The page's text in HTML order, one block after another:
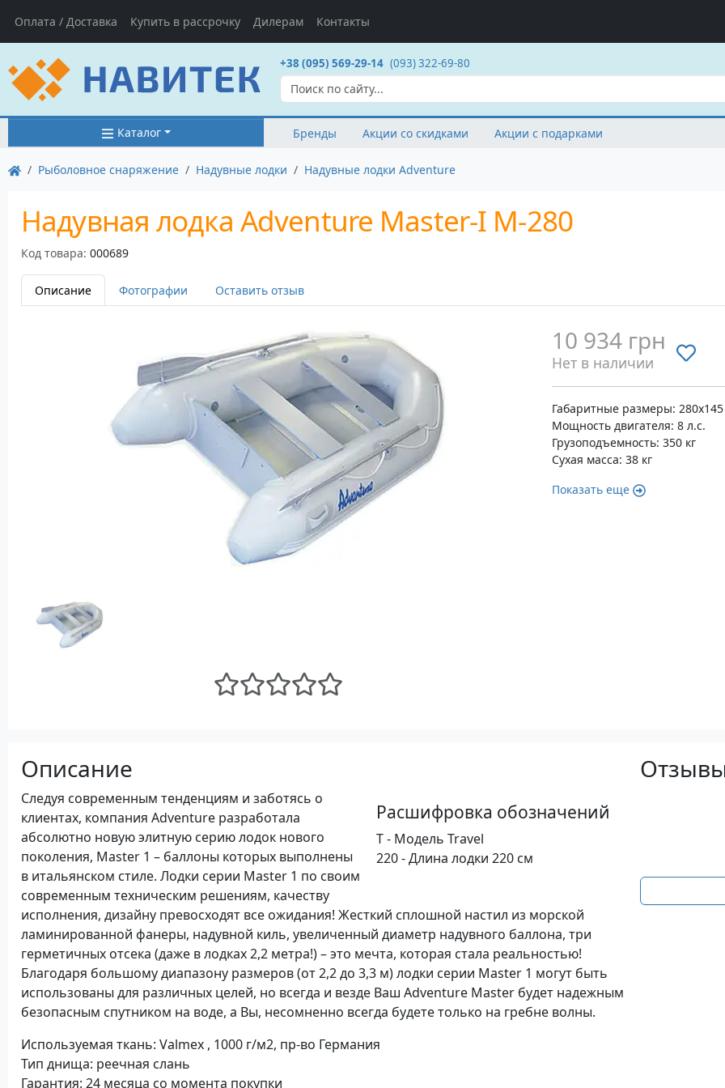
Оплата / Доставка Купить в рассрочку Дилерам Контакты
+38 (095) 569-29-14 (093) 322-69-80
Каталог Бренды Акции со скидками Акции с подарками
Рыболовное снаряжение Надувные лодки Надувные лодки Adventure
Надувная лодка Adventure Master-I M-280
Код товара: 000689
Описание Фотографии Оставить отзыв
10 934 грн
Нет в наличии
Габаритные размеры:
Мощность двигателя: 8 л.с.
Грузоподъемность: 350 кг
Сухая масса: 38 кг
Показать еще
Описание
Расшифровка обозначений
T - Модель Travel
220 - Длина лодки 220 см
Следуя современным тенденциям и заботясь о
клиентах, компания Adventure разработала
абсолютно новую элитную серию лодок нового
поколения, Master 1 – баллоны которых выполнены
в итальянском стиле. Лодки серии Master 1 по своим
современным техническим решениям, качеству
исполнения, дизайну превосходят все ожидания! Жесткий сплошной настил из морской
ламинированной фанеры, надувной киль, увеличенный диаметр надувного баллона, три
герметичных отсека (даже в лодках 2,2 метра!) – это мечта, которая стала реальностью!
Благодаря большому диапазону размеров (от 2,2 до 3,3 м) лодки серии Master 1 могут быть
использованы для различных целей, но всегда и везде Ваш Adventure Master будет надежным
безопасным спутником на воде, а Вы, несомненно всегда будете только на гребне волны.
Используемая ткань: Valmex , 1000 г/м2, пр-во Германия
Тип днища: реечная слань
Гарантия: 24 месяца со момента покупки